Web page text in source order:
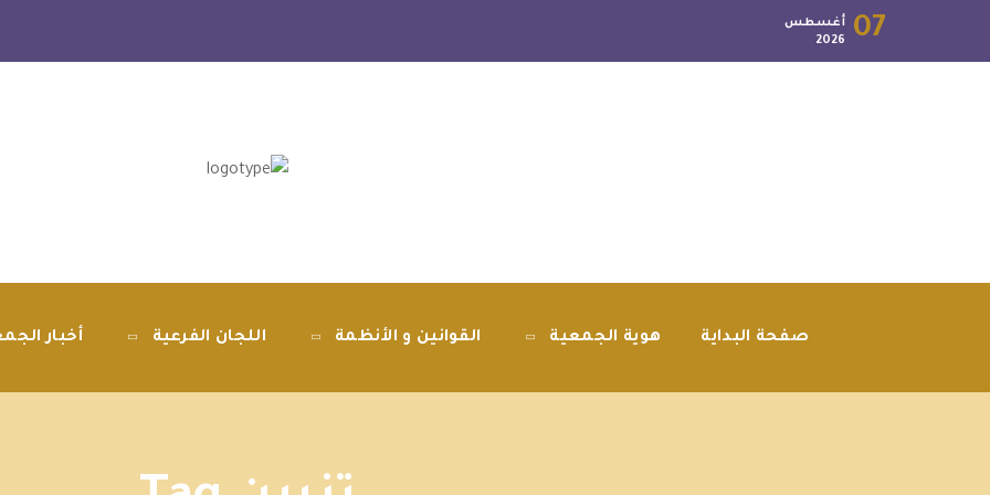
07
أغسطس
2026
صفحة البداية هوية الجمعية القوانين و الأنظمة اللجان الفرعية أخبار